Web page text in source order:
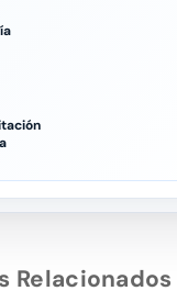
Relacionados